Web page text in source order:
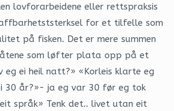
lovforarbeidene eller rettspraksis
for et tilfelle som
på fisken. Det er mere summen
som løfter plata opp på et
eg ei heil natt?» «Korleis klarte eg
30 år?»- ja eg var 30 før eg tok
språk» Tenk det.. livet utan eit